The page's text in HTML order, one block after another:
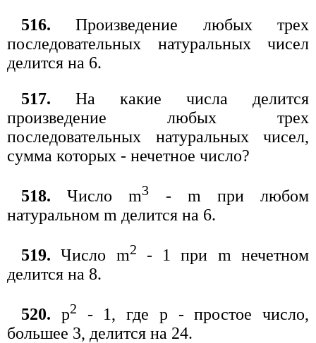
516. Произведение любых трех
последовательных натуральных чисел
делится на 6.
517. На какие числа делится
произведение любых трех
последовательных натуральных чисел,
сумма которых - нечетное число?
518. Число m3
- m при любом
натуральном m делится на 6.
519. Число m2
- 1 при m нечетном
делится на 8.
520. р2
- 1, где р - простое число,
большее 3, делится на 24.